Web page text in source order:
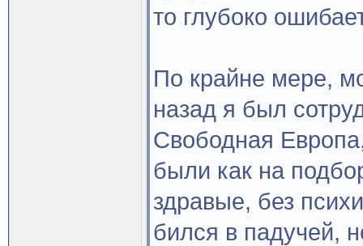
то глубоко
По крайне мере,
назад я был
Свободная
были как на
здравые, без
бился в падучей,